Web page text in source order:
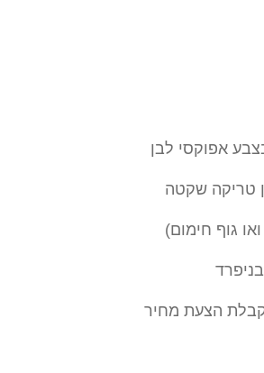
אפוקסי לבן
טריקה שקטה
גוף חימום)
הצעת מחיר